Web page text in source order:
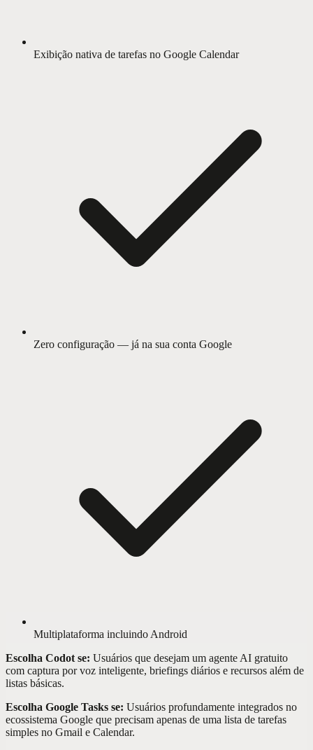
Exibição nativa de tarefas no Google Calendar
Zero configuração — já na sua conta Google
Multiplataforma incluindo Android
Escolha Codot se: Usuários que desejam um agente AI gratuito
com captura por voz inteligente, briefings diários e recursos além de
listas básicas.
Escolha Google Tasks se: Usuários profundamente integrados no
ecossistema Google que precisam apenas de uma lista de tarefas
simples no Gmail e Calendar.